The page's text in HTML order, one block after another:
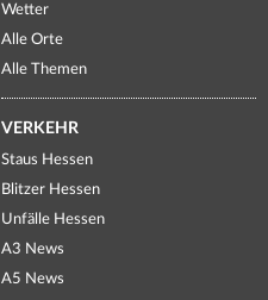
Wetter
Alle Orte
Alle Themen
VERKEHR
Staus Hessen
Blitzer Hessen
Unfälle Hessen
A3 News
A5 News